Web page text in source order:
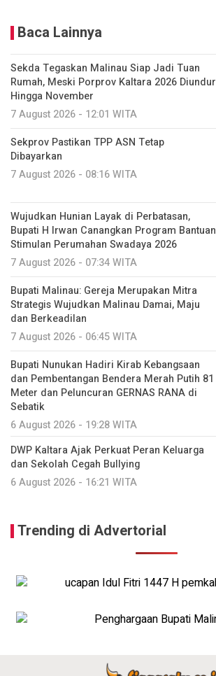
Baca Lainnya
Sekda Tegaskan Malinau Siap Jadi Tuan
Rumah, Meski Porprov Kaltara 2026 Diundur
Hingga November
7 August 2026 - 12:01 WITA
Sekprov Pastikan TPP ASN Tetap
Dibayarkan
7 August 2026 - 08:16 WITA
Wujudkan Hunian Layak di Perbatasan,
Bupati H Irwan Canangkan Program Bantuan
Stimulan Perumahan Swadaya 2026
7 August 2026 - 07:34 WITA
Bupati Malinau: Gereja Merupakan Mitra
Strategis Wujudkan Malinau Damai, Maju
dan Berkeadilan
7 August 2026 - 06:45 WITA
Bupati Nunukan Hadiri Kirab Kebangsaan
dan Pembentangan Bendera Merah Putih 81
Meter dan Peluncuran GERNAS RANA di
Sebatik
6 August 2026 - 19:28 WITA
DWP Kaltara Ajak Perkuat Peran Keluarga
dan Sekolah Cegah Bullying
6 August 2026 - 16:21 WITA
Trending di Advertorial